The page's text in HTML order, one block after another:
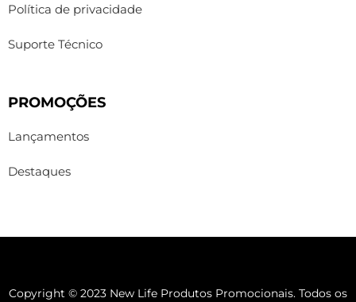
Política de privacidade
Suporte Técnico
PROMOÇÕES
Lançamentos
Destaques
Copyright © 2023 New Life Produtos Promocionais. Todos os